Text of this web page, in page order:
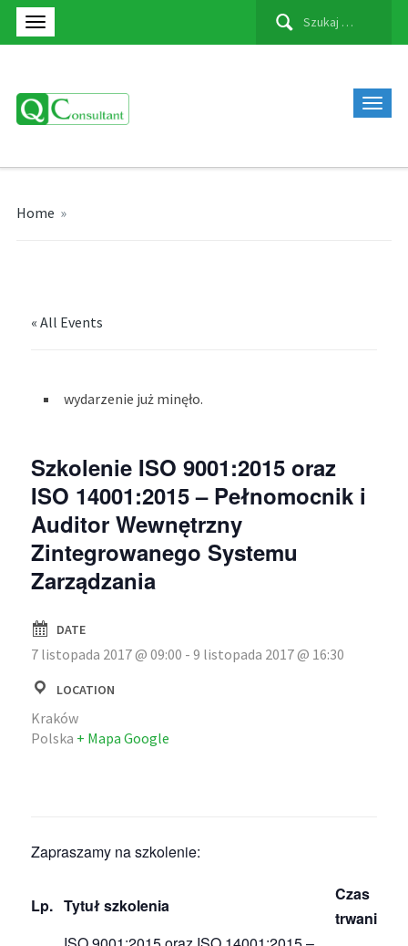
Szukaj:
Home »
« All Events
wydarzenie już minęło.
Szkolenie ISO 9001:2015 oraz
ISO 14001:2015 – Pełnomocnik i
Auditor Wewnętrzny
Zintegrowanego Systemu
Zarządzania
DATE
7 listopada 2017 @ 09:00 -9 listopada 2017 @ 16:30
LOCATION
Kraków
Polska + Mapa Google
Zapraszamy na szkolenie:
Lp. Tytuł szkolenia
Czas
trwania